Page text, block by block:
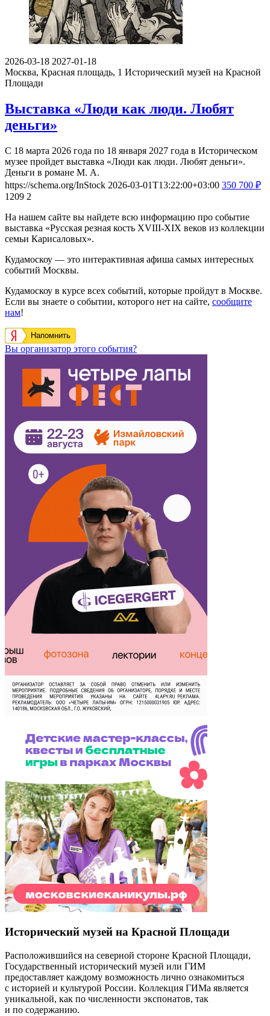
2026-03-18 2027-01-18
Москва, Красная площадь, 1 Исторический музей на Красной
Площади
Выставка «Люди как люди. Любят
деньги»
С 18 марта 2026 года по 18 января 2027 года в Историческом
музее пройдет выставка «Люди как люди. Любят деньги».
Деньги в романе М. А.
https://schema.org/InStock 2026-03-01T13:22:00+03:00 350 700 ₽
1209 2
На нашем сайте вы найдете всю информацию про событие
выставка «Русская резная кость XVIII-XIX веков из коллекции
семьи Карисаловых».
Кудамоскоу — это интерактивная афиша самых интересных
событий Москвы.
Кудамоскоу в курсе всех событий, которые пройдут в Москве.
Если вы знаете о событии, которого нет на сайте, сообщите
нам!
Напомнить
Вы организатор этого события?
Исторический музей на Красной Площади
Расположившийся на северной стороне Красной Площади,
Государственный исторический музей или ГИМ
предоставляет каждому возможность лично ознакомиться
с историей и культурой России. Коллекция ГИМа является
уникальной, как по численности экспонатов, так
и по содержанию.